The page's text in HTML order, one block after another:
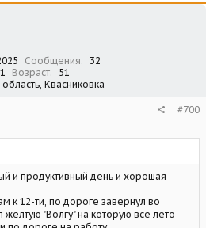
Сообщения
32
Возраст
51
Квасниковка
#700
и продуктивный день и хорошая
к 12-ти, по дороге завернул во
"Волгу" на которую всё лето